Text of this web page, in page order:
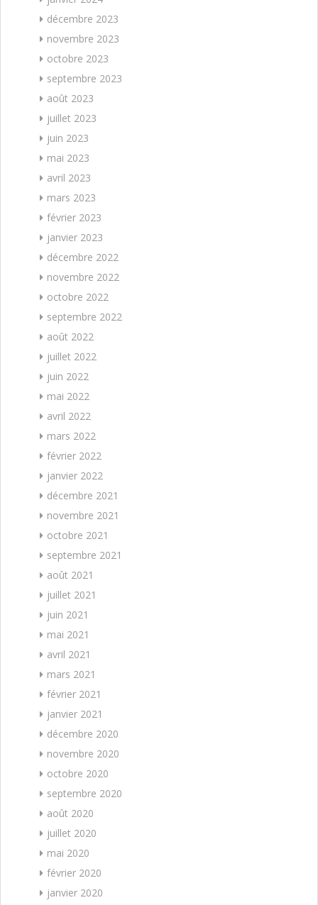
décembre 2023
novembre 2023
octobre 2023
septembre 2023
août 2023
juillet 2023
juin 2023
mai 2023
avril 2023
mars 2023
février 2023
janvier 2023
décembre 2022
novembre 2022
octobre 2022
septembre 2022
août 2022
juillet 2022
juin 2022
mai 2022
avril 2022
mars 2022
février 2022
janvier 2022
décembre 2021
novembre 2021
octobre 2021
septembre 2021
août 2021
juillet 2021
juin 2021
mai 2021
avril 2021
mars 2021
février 2021
janvier 2021
décembre 2020
novembre 2020
octobre 2020
septembre 2020
août 2020
juillet 2020
mai 2020
février 2020
janvier 2020